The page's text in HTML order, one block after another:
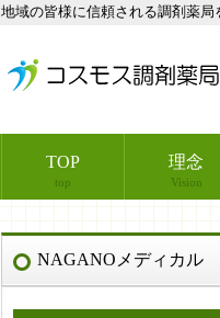
地域の皆様に信頼される調剤薬局
TOP
top
理念
Vision
NAGANOメディカル